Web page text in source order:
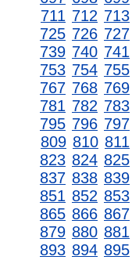
711 712 713
725 726 727
739 740 741
753 754 755
767 768 769
781 782 783
795 796 797
809 810 811
823 824 825
837 838 839
851 852 853
865 866 867
879 880 881
893 894 895